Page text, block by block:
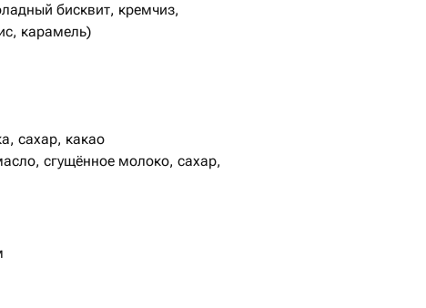
бисквит, кремчиз,
карамель)
бисквит, ванильный
(бисквит, кремчиз, сливки)
сахар, какао
сгущённое молоко, сахар,